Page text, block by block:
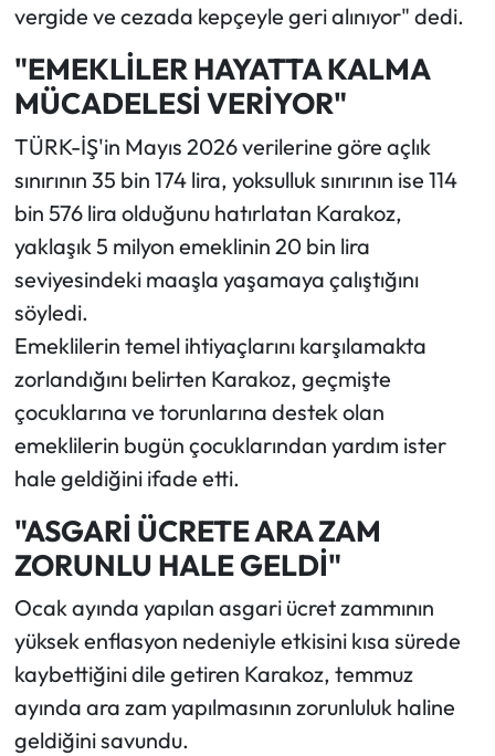
vergide ve cezada kepçeyle geri alınıyor" dedi.
"EMEKLİLER HAYATTA KALMA
MÜCADELESİ VERİYOR"
TÜRK-İŞ'in Mayıs 2026 verilerine göre açlık
sınırının 35 bin 174 lira, yoksulluk sınırının ise 114
bin 576 lira olduğunu hatırlatan Karakoz,
yaklaşık 5 milyon emeklinin 20 bin lira
seviyesindeki maaşla yaşamaya çalıştığını
söyledi.
Emeklilerin temel ihtiyaçlarını karşılamakta
zorlandığını belirten Karakoz, geçmişte
çocuklarına ve torunlarına destek olan
emeklilerin bugün çocuklarından yardım ister
hale geldiğini ifade etti.
"ASGARİ ÜCRETE ARA ZAM
ZORUNLU HALE GELDİ"
Ocak ayında yapılan asgari ücret zammının
yüksek enflasyon nedeniyle etkisini kısa sürede
kaybettiğini dile getiren Karakoz, temmuz
ayında ara zam yapılmasının zorunluluk haline
geldiğini savundu.